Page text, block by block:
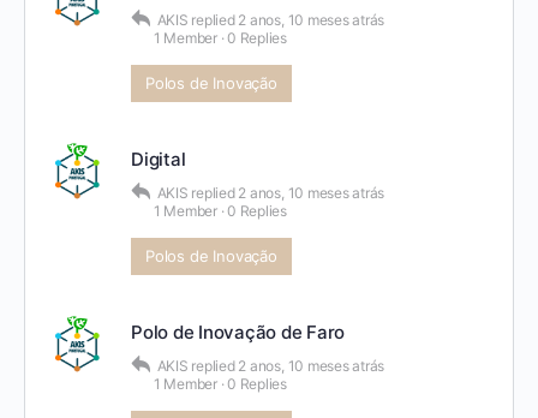
AKIS replied 2 anos, 10 meses atrás
1 Member ·0 Replies
Polos de Inovação
Digital
AKIS replied 2 anos, 10 meses atrás
1 Member ·0 Replies
Polos de Inovação
Polo de Inovação de Faro
AKIS replied 2 anos, 10 meses atrás
1 Member ·0 Replies